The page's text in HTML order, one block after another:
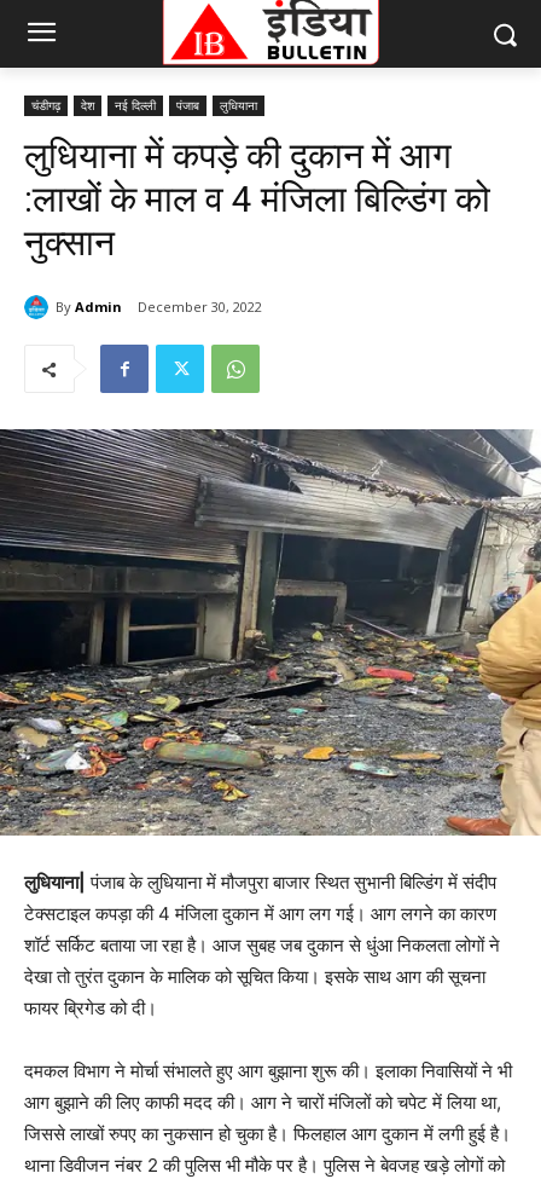
चंडीगढ़ देश नई दिल्ली पंजाब लुधियाना
लुधियाना में कपड़े की दुकान में आग
:लाखों के माल व 4 मंजिला बिल्डिंग को
नुक्सान
By Admin December 30, 2022
लुधियाना| पंजाब के लुधियाना में मौजपुरा बाजार स्थित सुभानी बिल्डिंग में संदीप
टेक्सटाइल कपड़ा की 4 मंजिला दुकान में आग लग गई। आग लगने का कारण
शॉर्ट सर्किट बताया जा रहा है। आज सुबह जब दुकान से धुंआ निकलता लोगों ने
देखा तो तुरंत दुकान के मालिक को सूचित किया। इसके साथ आग की सूचना
फायर ब्रिगेड को दी।
दमकल विभाग ने मोर्चा संभालते हुए आग बुझाना शुरू की। इलाका निवासियों ने भी
आग बुझाने की लिए काफी मदद की। आग ने चारों मंजिलों को चपेट में लिया था,
जिससे लाखों रुपए का नुकसान हो चुका है। फिलहाल आग दुकान में लगी हुई है।
थाना डिवीजन नंबर 2 की पुलिस भी मौके पर है। पुलिस ने बेवजह खड़े लोगों को